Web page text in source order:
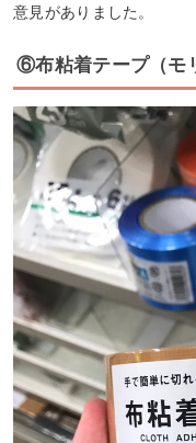
意見がありました。
⑥布粘着テープ（モ